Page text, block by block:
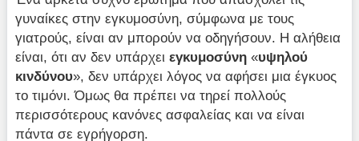
γυναίκες στην εγκυμοσύνη, σύμφωνα με τους
γιατρούς, είναι αν μπορούν να οδηγήσουν. Η αλήθεια
είναι, ότι αν δεν υπάρχειεγκυμοσύνη «υψηλού
κινδύνου», δεν υπάρχει λόγος να αφήσει μια έγκυος
το τιμόνι. Όμως θα πρέπει να τηρεί πολλούς
περισσότερους κανόνες ασφαλείας και να είναι
πάντα σε εγρήγορση.